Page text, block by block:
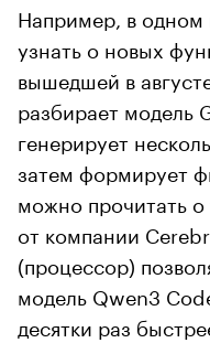
Например, в одном
узнать о новых
вышедшей в
разбирает модель
генерирует
затем формирует
можно прочитать
от компании
(процессор)
модель Qwen3
десятки раз